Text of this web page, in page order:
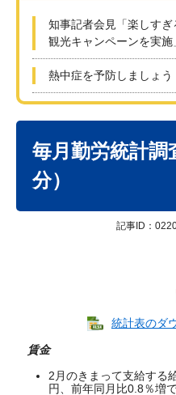
知事記者会見「楽しす
観光キャンペーンを実施
熱中症を予防しましょう
毎月勤労統計調
分）
記事ID：
統計表のダ
賃金
2月のきまって支給する
円、前年同月比0.8％増